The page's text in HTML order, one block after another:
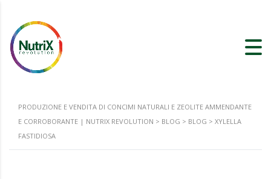
PRODUZIONE E VENDITA DI CONCIMI NATURALI E ZEOLITE AMMENDANTE
E CORROBORANTE | NUTRIX REVOLUTION > BLOG > BLOG > XYLELLA
FASTIDIOSA